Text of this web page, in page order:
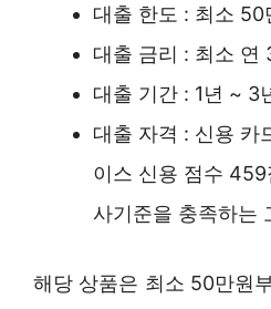
대출 한도 : 최소
대출 금리 : 최소 연
대출 기간 : 1년 ~ 3
대출 자격 : 신용 카
이스 신용 점수
사기준을 충족하는
해당 상품은 최소 50만원